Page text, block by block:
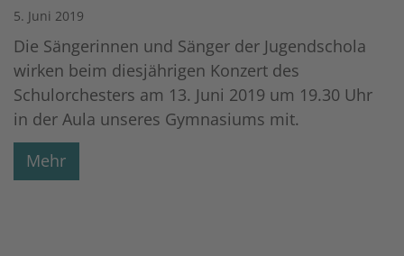
5. Juni 2019
Die Sängerinnen und Sänger der Jugendschola
wirken beim diesjährigen Konzert des
Schulorchesters am 13. Juni 2019 um 19.30 Uhr
in der Aula unseres Gymnasiums mit.
Mehr